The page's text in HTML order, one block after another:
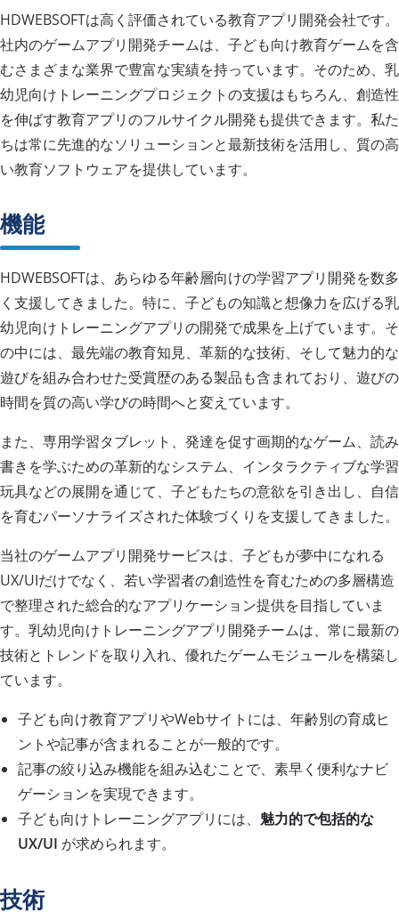
HDWEBSOFTは高く評価されている教育アプリ開発会社です。
社内のゲームアプリ開発チームは、子ども向け教育ゲームを含
むさまざまな業界で豊富な実績を持っています。そのため、乳
幼児向けトレーニングプロジェクトの支援はもちろん、創造性
を伸ばす教育アプリのフルサイクル開発も提供できます。私た
ちは常に先進的なソリューションと最新技術を活用し、質の高
い教育ソフトウェアを提供しています。
機能
HDWEBSOFTは、あらゆる年齢層向けの学習アプリ開発を数多
く支援してきました。特に、子どもの知識と想像力を広げる乳
幼児向けトレーニングアプリの開発で成果を上げています。そ
の中には、最先端の教育知見、革新的な技術、そして魅力的な
遊びを組み合わせた受賞歴のある製品も含まれており、遊びの
時間を質の高い学びの時間へと変えています。
また、専用学習タブレット、発達を促す画期的なゲーム、読み
書きを学ぶための革新的なシステム、インタラクティブな学習
玩具などの展開を通じて、子どもたちの意欲を引き出し、自信
を育むパーソナライズされた体験づくりを支援してきました。
当社のゲームアプリ開発サービスは、子どもが夢中になれる
UX/UIだけでなく、若い学習者の創造性を育むための多層構造
で整理された総合的なアプリケーション提供を目指していま
す。乳幼児向けトレーニングアプリ開発チームは、常に最新の
技術とトレンドを取り入れ、優れたゲームモジュールを構築し
ています。
子ども向け教育アプリやWebサイトには、年齢別の育成ヒ
ントや記事が含まれることが一般的です。
記事の絞り込み機能を組み込むことで、素早く便利なナビ
ゲーションを実現できます。
子ども向けトレーニングアプリには、 魅力的で包括的な
UX/UI が求められます。
技術